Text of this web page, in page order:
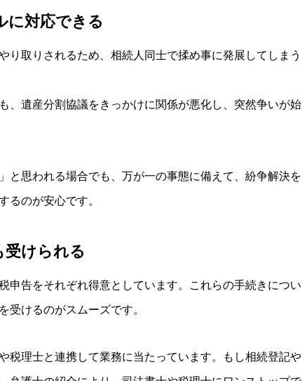
に対応できる
り取りされるため、相続人同士で揉め事に発展してしまう
、遺産分割協議をきっかけに関係が悪化し、突然争いが始
と思われる場合でも、万が一の事態に備えて、紛争解決を
るのが安心です。
受けられる
申告をそれぞれ得意としています。これらの手続きについ
受けるのがスムーズです。
税理士と連携して業務に当たっています。もし相続登記や